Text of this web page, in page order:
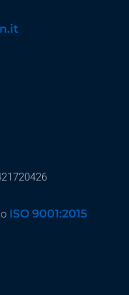
ISO 9001:2015